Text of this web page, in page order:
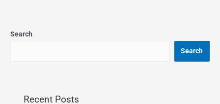
Search
Search
Recent Posts